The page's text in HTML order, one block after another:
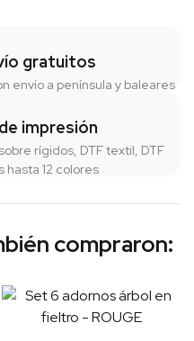
gratuitos
envío a península y baleares
impresión
rígidos, DTF textil, DTF
hasta 12 colores
compraron: